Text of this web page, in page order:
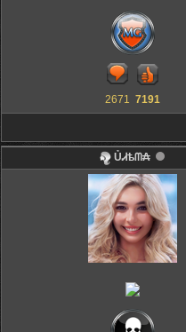
2671 7191
ỦᏗѣᗰ₳